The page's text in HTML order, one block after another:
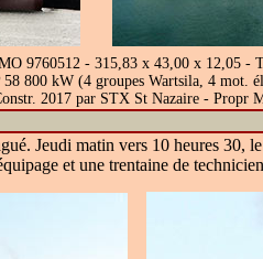
9760512 - 315,83 x 43,00 x 12,05 -
58 800 kW (4 groupes Wartsila, 4 mot.
2017 par STX St Nazaire - Propr
Jeudi matin vers 10 heures 30,
et une trentaine de